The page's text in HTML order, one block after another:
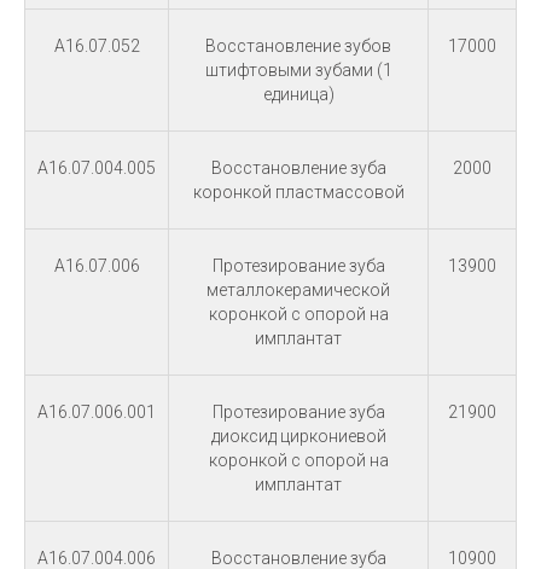
A16.07.052
Восстановление зубов
штифтовыми зубами (1
единица)
17000
A16.07.004.005
Восстановление зуба
коронкой пластмассовой
2000
A16.07.006
Протезирование зуба
металлокерамической
коронкой с опорой на
имплантат
13900
A16.07.006.001
Протезирование зуба
диоксид циркониевой
коронкой с опорой на
имплантат
21900
A16.07.004.006
Восстановление зуба
10900